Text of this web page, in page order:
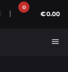
0
€0.00
menu